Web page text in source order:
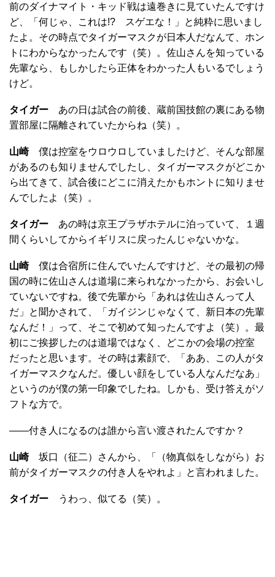
前のダイナマイト・キッド戦は遠巻きに見ていたんですけ
ど、「何じゃ、これは!? スゲエな！」と純粋に思いまし
たよ。その時点でタイガーマスクが日本人だなんて、ホン
トにわからなかったんです（笑）。佐山さんを知っている
先輩なら、もしかしたら正体をわかった人もいるでしょう
けど。
タイガー あの日は試合の前後、蔵前国技館の裏にある物
置部屋に隔離されていたからね（笑）。
山崎僕は控室をウロウロしていましたけど、そんな部屋
があるのも知りませんでしたし、タイガーマスクがどこか
ら出てきて、試合後にどこに消えたかもホントに知りませ
んでしたよ（笑）。
タイガー あの時は京王プラザホテルに泊っていて、１週
間くらいしてからイギリスに戻ったんじゃないかな。
山崎僕は合宿所に住んでいたんですけど、その最初の帰
国の時に佐山さんは道場に来られなかったから、お会いし
ていないですね。後で先輩から「あれは佐山さんって人
だ」と聞かされて、「ガイジンじゃなくて、新日本の先輩
なんだ！」って、そこで初めて知ったんですよ（笑）。最
初にご挨拶したのは道場ではなく、どこかの会場の控室
だったと思います。その時は素顔で、「ああ、この人がタ
イガーマスクなんだ。優しい顔をしている人なんだなあ」
というのが僕の第一印象でしたね。しかも、受け答えがソ
フトな方で。
――付き人になるのは誰から言い渡されたんですか？
山崎坂口（征二）さんから、「（物真似をしながら）お
前がタイガーマスクの付き人をやれよ」と言われました。
タイガー うわっ、似てる（笑）。